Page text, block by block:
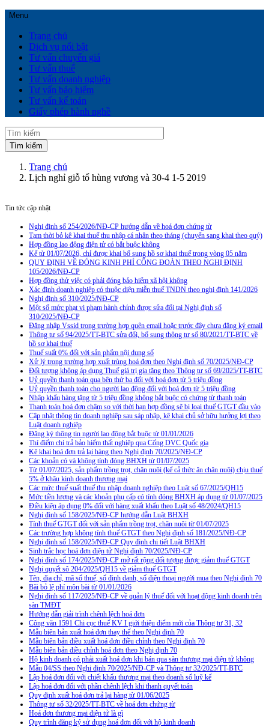
Menu
Trang chủ
Dịch vụ nổi bật
Tư vấn chuyển giá
Tư vấn thuế
Tư vấn doanh nghiệp
Tư vấn bảo hiểm
Tư vấn kế toán
Giấy phép hành nghề
Trang chủ
Lịch nghỉ giỗ tổ hùng vương và 30-4 1-5 2019
Tin tức cập nhật
Nghị định số 254/2026/NĐ-CP hướng dẫn về hoá đơn chứng từ
Tạm thời bỏ kê khai thuế thu nhập cá nhân theo tháng (chuyển sang khai theo quý)
Hợp đồng lao động điện tử có bắt buộc không
Kể từ 01/07/2026, chỉ được khai bổ sung hồ sơ khai thuế trong vòng 05 năm
QUY ĐỊNH VỀ ĐÓNG KINH PHÍ CÔNG ĐOÀN THEO NGHỊ ĐỊNH
105/2026/NĐ-CP
Hợp đồng thử việc có phải đóng bảo hiểm xã hội không
Xác định doanh nghiệp có thuộc diện miễn thuế TNDN theo nghị định 141/2026
Nghị định số 310/2025/NĐ-CP
Một số mức phạt vi phạm hành chính được sửa đổi tại Nghị định số
310/2025/NĐ-CP
Đăng nhập Vssid trong trường hợp quên email hoặc trước đây chưa đăng ký email
Thông tư số 94/2025/TT-BTC sửa đổi, bổ sung thông tư số 80/2021/TT-BTC về
hồ sơ khai thuế
Thuế suất 0% đối với sản phẩm nội dung số
Xử lý trong trường hợp xuất trùng hoá đơn theo Nghị định số 70/2025/NĐ-CP
Đối tượng không áp dụng Thuế giá trị gia tăng theo Thông tư số 69/2025/TT-BTC
Uỷ quyền thanh toán qua bên thứ ba đối với hoá đơn từ 5 triệu đồng
Uỷ quyền thanh toán cho người lao động đối với hoá đơn từ 5 triệu đồng
Nhập khẩu hàng tặng từ 5 triệu đồng không bắt buộc có chứng từ thanh toán
Thanh toán hoá đơn chậm so với thời hạn hợp đồng sẽ bị loại thuế GTGT đầu vào
Cập nhật thông tin doanh nghiệp sau sáp nhập, kê khai chủ sở hữu hưởng lợi theo
Luật doanh nghiệp
Đăng ký thông tin người lao động bắt buộc từ 01/01/2026
Thí điểm chi trả bảo hiểm thất nghiệp qua Cổng DVC Quốc gia
Kê khai hoá đơn trả lại hàng theo Nghị định 70/2025/NĐ-CP
Các khoản có và không tính đóng BHXH từ 01/07/2025
Từ 01/07/2025, sản phẩm trồng trọt, chăn nuôi (kể cả thức ăn chăn nuôi) chịu thuế
5% ở khâu kinh doanh thương mại
Các mức thuế suất thuế thu nhập doanh nghiệp theo Luật số 67/2025/QH15
Mức tiền lương và các khoản phụ cấp có tính đóng BHXH áp dụng từ 01/07/2025
Điều kiện áp dụng 0% đối với hàng xuất khẩu theo Luật số 48/2024/QH15
Nghị định số 158/2025/NĐ-CP hướng dẫn Luật BHXH
Tính thuế GTGT đối với sản phẩm trồng trọt, chăn nuôi từ 01/07/2025
Các trường hợp không tính thuế GTGT theo Nghị định số 181/2025/NĐ-CP
Nghị định số 158/2025/NĐ-CP Quy định chi tiết Luật BHXH
Sinh trắc học hoá đơn điện tử Nghị định 70/2025/NĐ-CP
Nghị định số 174/2025/NĐ-CP mở rất rộng đối tượng được giảm thuế GTGT
Nghị quyết sô 204/2025/QH15 về giảm thuế GTGT
Tên, địa chỉ, mã số thuế, số định danh, số điện thoại người mua theo Nghị định 70
Bãi bỏ lệ phí môn bài từ 01/01/2026
Nghị định số 117/2025/NĐ-CP về quản lý thuế đối với hoạt động kinh doanh trên
sàn TMĐT
Hướng dẫn giải trình chênh lệch hoá đơn
Công văn 1591 Chi cục thuế KV I giới thiệu điểm mới của Thông tư 31, 32
Mẫu biên bản xuất hoá đơn thay thế theo Nghị định 70
Mẫu biên bản điều xuất hoá đơn điều chỉnh theo Nghị định 70
Mẫu biên bản điều chỉnh hoá đơn theo Nghị định 70
Hộ kinh doanh có phải xuất hoá đơn khi bán qua sàn thương mại điện tử không
Mẫu 04/SS theo Nghi định 70/2025/NĐ-CP và Thông tư 32/2025/TT-BTC
Lập hoá đơn đối với chiết khấu thương mại theo doanh số luỹ kế
Lập hoá đơn đối với phần chênh lệch khi thanh quyết toán
Quy định xuất hoá đơn trả lại hàng từ 01/06/2025
Thông tư số 32/2025/TT-BTC về hoá đơn chứng từ
Hoá đơn thương mại điện tử là gì
Quy trình đăng ký sử dụng hoá đơn đối với hộ kinh doanh